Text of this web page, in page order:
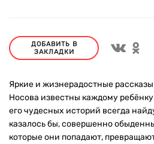
ДОБАВИТЬ В
ЗАКЛАДКИ
Яркие и жизнерадостные
Носова известны каждому
его чудесных историй всегда
казалось бы, совершенно
которые они попадают,